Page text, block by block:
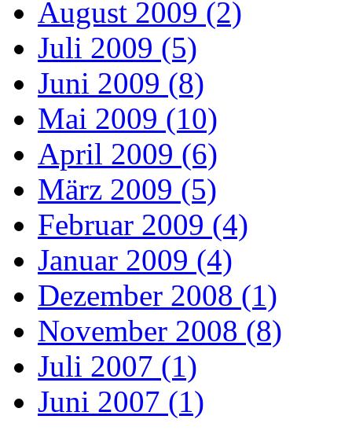
August 2009 (2)
Juli 2009 (5)
Juni 2009 (8)
Mai 2009 (10)
April 2009 (6)
März 2009 (5)
Februar 2009 (4)
Januar 2009 (4)
Dezember 2008 (1)
November 2008 (8)
Juli 2007 (1)
Juni 2007 (1)